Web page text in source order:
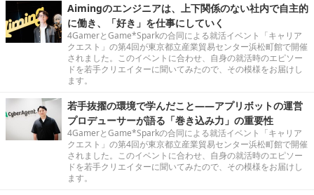
Aimingのエンジニアは、上下関係のない社内で自主的
に働き、「好き」を仕事にしていく
4GamerとGame*Sparkの合同による就活イベント「キャリア
クエスト」の第4回が東京都立産業貿易センター浜松町館で開催
されました。このイベントに合わせ、自身の就活時のエピソー
ドを若手クリエイターに聞いてみたので、その模様をお届けし
ます。
若手抜擢の環境で学んだこと――アプリボットの運営
プロデューサーが語る「巻き込み力」の重要性
4GamerとGame*Sparkの合同による就活イベント「キャリア
クエスト」の第4回が東京都立産業貿易センター浜松町館で開催
されました。このイベントに合わせ、自身の就活時のエピソー
ドを若手クリエイターに聞いてみたので、その模様をお届けし
ます。